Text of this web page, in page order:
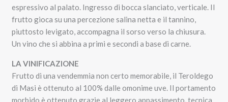
espressivo al palato. Ingresso di bocca slanciato, verticale. Il
frutto gioca su una percezione salina netta e il tannino,
piuttosto levigato, accompagna il sorso verso la chiusura.
Un vino che si abbina a primi e secondi a base di carne.
LA VINIFICAZIONE
Frutto di una vendemmia non certo memorabile, il Teroldego
di Masi è ottenuto al 100% dalle omonime uve. Il portamento
morbido è ottenuto grazie al leggero appassimento, tecnica